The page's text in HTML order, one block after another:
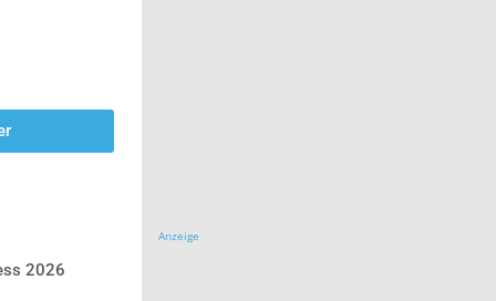
2026
Anzeige